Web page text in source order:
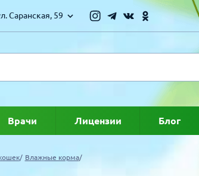
Саранская, 59
Врачи Лицензии Блог
Влажные корма